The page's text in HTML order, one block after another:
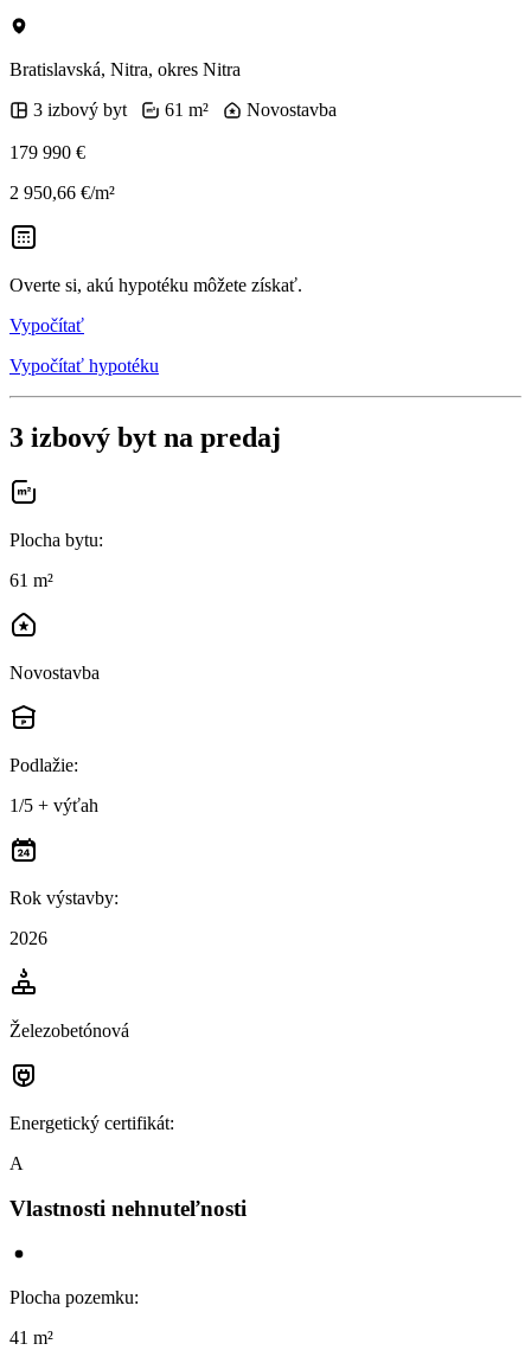
Bratislavská, Nitra, okres Nitra
3 izbový byt
61 m² Novostavba
179 990 €
2 950,66 €/m²
Overte si, akú hypotéku môžete získať.
Vypočítať
Vypočítať hypotéku
3 izbový byt na predaj
Plocha bytu:
61 m²
Novostavba
Podlažie:
1/5 + výťah
Rok výstavby:
2026
Železobetónová
Energetický certifikát:
A
Vlastnosti nehnuteľnosti
Plocha pozemku:
41 m²